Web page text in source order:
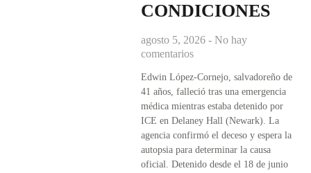
CONDICIONES
agosto 5, 2026 No hay
comentarios
Edwin López-Cornejo, salvadoreño de
41 años, falleció tras una emergencia
médica mientras estaba detenido por
ICE en Delaney Hall (Newark). La
agencia confirmó el deceso y espera la
autopsia para determinar la causa
oficial. Detenido desde el 18 de junio